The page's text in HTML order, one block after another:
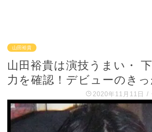
山田裕貴
山田裕貴は演技うまい・
力を確認！デビューのき
2020年11月11日 /